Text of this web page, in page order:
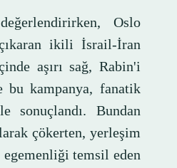
Oslo
ikili İsrail-İran
aşırı sağ, Rabin'i
bu kampanya, fanatik
sonuçlandı. Bundan
çökerten, yerleşim
temsil eden